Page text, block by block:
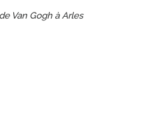
de Van Gogh à Arles